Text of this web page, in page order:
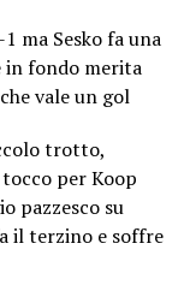
ma Sesko fa una
in fondo merita
vale un gol
trotto,
per Koop
pazzesco su
il terzino e soffre